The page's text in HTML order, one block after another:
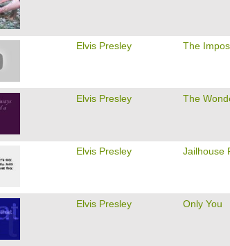
Elvis Presley The
Elvis Presley The
Elvis Presley Jailhouse
Elvis Presley Only You